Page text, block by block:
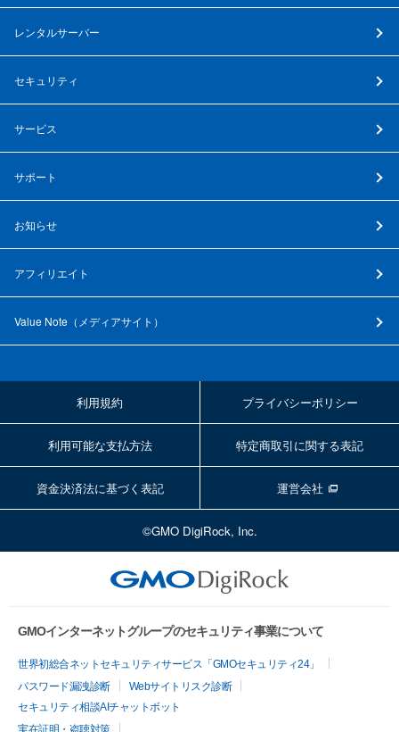
レンタルサーバー
セキュリティ
サービス
サポート
お知らせ
アフィリエイト
Value Note（ メディアサイト ）
利用規約 プライバシーポリシー
利用可能な支払方法 特定商取引に関する表記
資金決済法に基づく表記 運営会社
©GMO DigiRock, Inc.
GMOインターネットグループのセキュリティ事業について
世界初総合ネットセキュリティサービス「GMOセキュリティ24」
パスワード漏洩診断
Webサイトリスク診断
セキュリティ相談AIチャットボット
実在証明・盗聴対策